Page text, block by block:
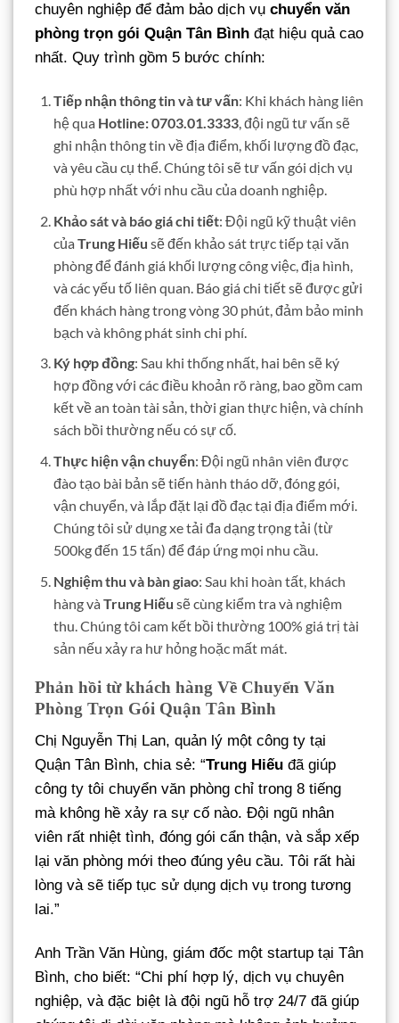
chuyên nghiệp để đảm bảo dịch vụ chuyển văn
phòng trọn gói Quận Tân Bình đạt hiệu quả cao
nhất. Quy trình gồm 5 bước chính:
Tiếp nhận thông tin và tư vấn: Khi khách hàng liên
hệ qua Hotline: 0703.01.3333, đội ngũ tư vấn sẽ
ghi nhận thông tin về địa điểm, khối lượng đồ đạc,
và yêu cầu cụ thể. Chúng tôi sẽ tư vấn gói dịch vụ
phù hợp nhất với nhu cầu của doanh nghiệp.
Khảo sát và báo giá chi tiết: Đội ngũ kỹ thuật viên
của Trung Hiếu sẽ đến khảo sát trực tiếp tại văn
phòng để đánh giá khối lượng công việc, địa hình,
và các yếu tố liên quan. Báo giá chi tiết sẽ được gửi
đến khách hàng trong vòng 30 phút, đảm bảo minh
bạch và không phát sinh chi phí.
Ký hợp đồng: Sau khi thống nhất, hai bên sẽ ký
hợp đồng với các điều khoản rõ ràng, bao gồm cam
kết về an toàn tài sản, thời gian thực hiện, và chính
sách bồi thường nếu có sự cố.
Thực hiện vận chuyển: Đội ngũ nhân viên được
đào tạo bài bản sẽ tiến hành tháo dỡ, đóng gói,
vận chuyển, và lắp đặt lại đồ đạc tại địa điểm mới.
Chúng tôi sử dụng xe tải đa dạng trọng tải (từ
500kg đến 15 tấn) để đáp ứng mọi nhu cầu.
Nghiệm thu và bàn giao: Sau khi hoàn tất, khách
hàng và Trung Hiếu sẽ cùng kiểm tra và nghiệm
thu. Chúng tôi cam kết bồi thường 100% giá trị tài
sản nếu xảy ra hư hỏng hoặc mất mát.
Phản hồi từ khách hàng Về Chuyển Văn
Phòng Trọn Gói Quận Tân Bình
Chị Nguyễn Thị Lan, quản lý một công ty tại
Quận Tân Bình, chia sẻ: “Trung Hiếu đã giúp
công ty tôi chuyển văn phòng chỉ trong 8 tiếng
mà không hề xảy ra sự cố nào. Đội ngũ nhân
viên rất nhiệt tình, đóng gói cẩn thận, và sắp xếp
lại văn phòng mới theo đúng yêu cầu. Tôi rất hài
lòng và sẽ tiếp tục sử dụng dịch vụ trong tương
lai.”
Anh Trần Văn Hùng, giám đốc một startup tại Tân
Bình, cho biết: “Chi phí hợp lý, dịch vụ chuyên
nghiệp, và đặc biệt là đội ngũ hỗ trợ 24/7 đã giúp